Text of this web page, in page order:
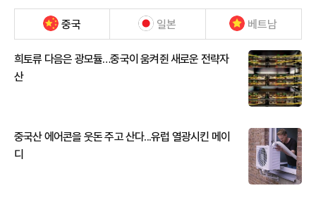
중국 일본 베트남
희토류 다음은 광모듈…중국이 움켜쥔 새로운 전략자
산
중국산 에어콘을 웃돈 주고 산다...유럽 열광시킨 메이
디